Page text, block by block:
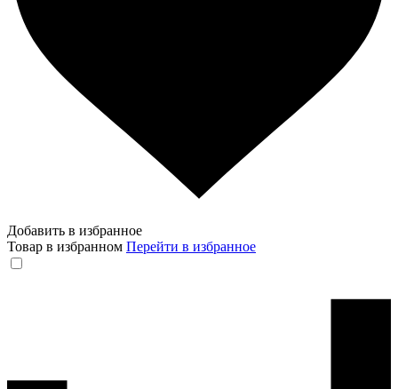
Добавить в избранное
Товар в избранном Перейти в избранное